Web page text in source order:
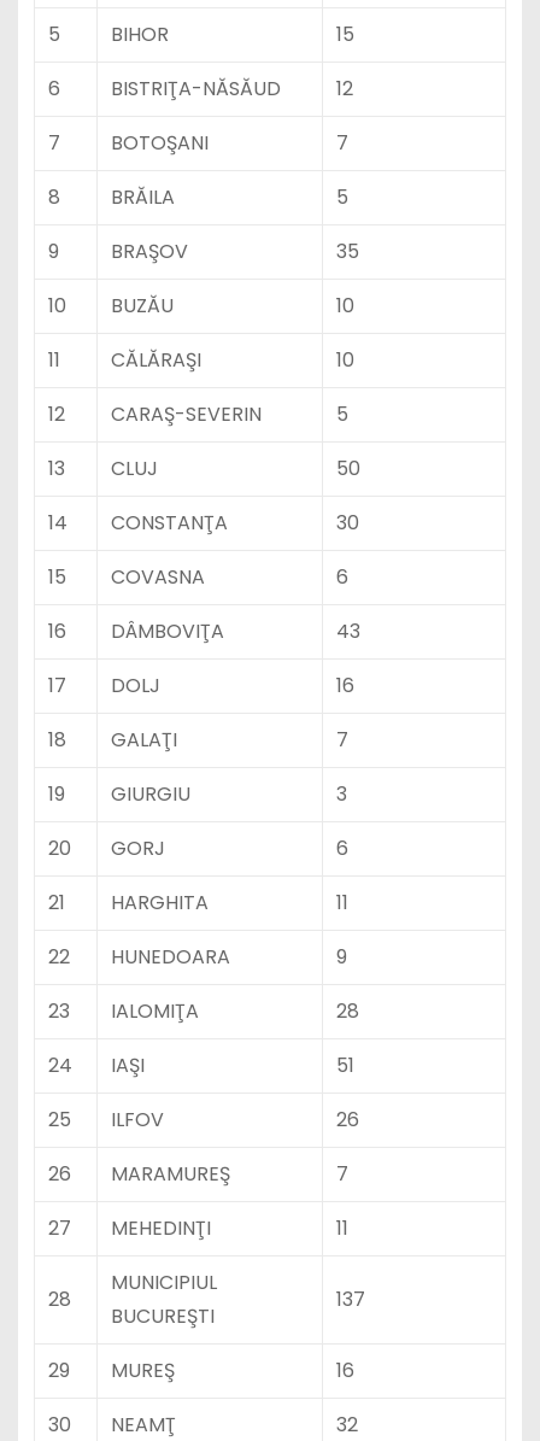
5
BIHOR
15
6
BISTRIŢA-NĂSĂUD
12
7
BOTOŞANI
7
8
BRĂILA
5
9
BRAŞOV
35
10
BUZĂU
10
11
CĂLĂRAŞI
10
12
CARAŞ-SEVERIN
5
13
CLUJ
50
14
CONSTANŢA
30
15
COVASNA
6
16
DÂMBOVIŢA
43
17
DOLJ
16
18
GALAŢI
7
19
GIURGIU
3
20
GORJ
6
21
HARGHITA
11
22
HUNEDOARA
9
23
IALOMIŢA
28
24
IAŞI
51
25
ILFOV
26
26
MARAMUREŞ
7
27
MEHEDINŢI 11
28
MUNICIPIUL
BUCUREŞTI
137
29 MUREŞ
16
30
NEAMŢ 32